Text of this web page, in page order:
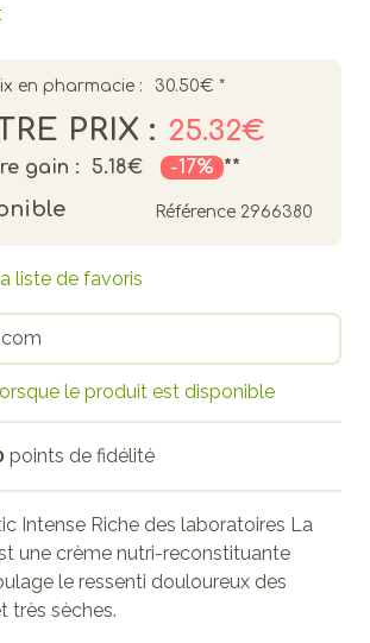
en pharmacie : 30.50€ *
PRIX : 25.32€
gain : 5.18€ -17% **
Référence 2966380
le produit est disponible
liste de favoris
points de fidélité
Intense Riche des laboratoires La
une crème nutri-reconstituante
le ressenti douloureux des
très sèches.